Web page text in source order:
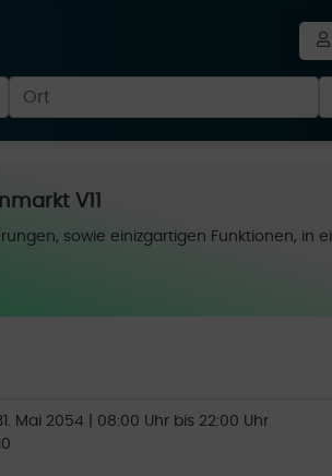
V11
sowie einizgartigen Funktionen, in
Mai 2054 | 08:00 Uhr bis 22:00 Uhr